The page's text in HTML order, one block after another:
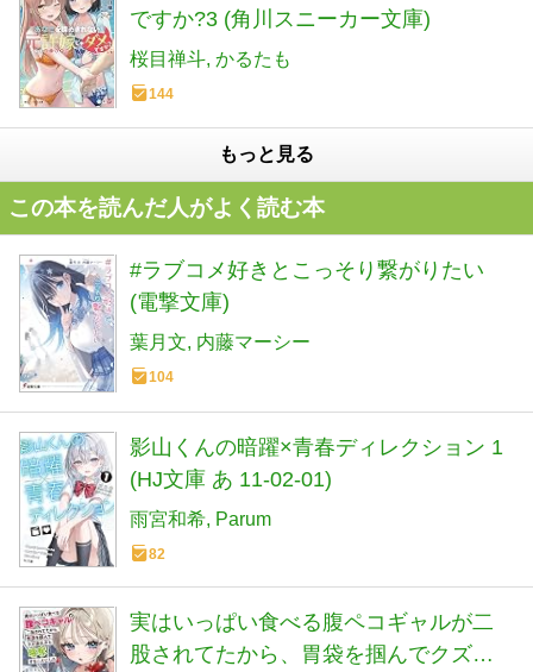
ですか?3 (角川スニーカー文庫)
桜目禅斗 かるたも
144
もっと見る
この本を読んだ人がよく読む本
#ラブコメ好きとこっそり繋がりたい
(電撃文庫)
葉月文 内藤マーシー
104
影山くんの暗躍×青春ディレクション 1
(HJ文庫 あ 11-02-01)
雨宮和希 Parum
82
実はいっぱい食べる腹ペコギャルが二
股されてたから、胃袋を掴んでクズ彼